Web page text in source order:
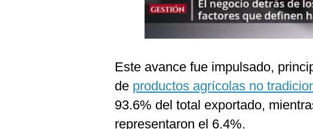
Este avance fue impulsado,
de productos agrícolas no
93.6% del total exportado,
representaron el 6.4%.